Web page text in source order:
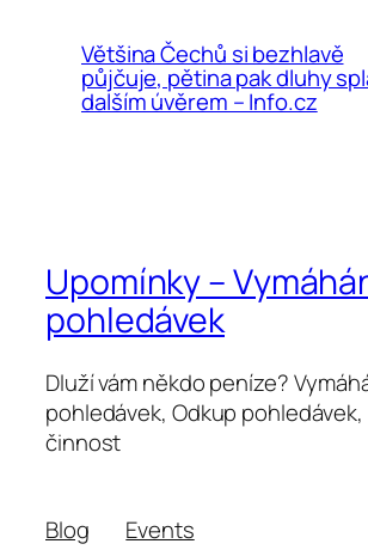
Většina Čechů si bezhlavě
půjčuje, pětina pak dluhy
dalším úvěrem – Info.cz
Upomínky –
pohledávek
Dluží vám někdo peníze?
pohledávek, Odkup
činnost
Blog
Events